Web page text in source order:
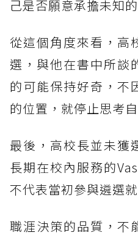
己是否願意承擔未知
從這個角度來看，高
選，與他在書中所談
的可能保持好奇，不
的位置，就停止思考
最後，高校長並未獲
長期在校內服務的
不代表當初參與遴選
職涯決策的品質，不